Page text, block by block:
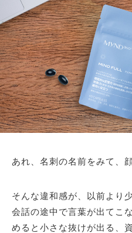
あれ、名刺の名前をみて
そんな違和感が、以前より
会話の途中で言葉が出てこ
めると小さな抜けが出る、